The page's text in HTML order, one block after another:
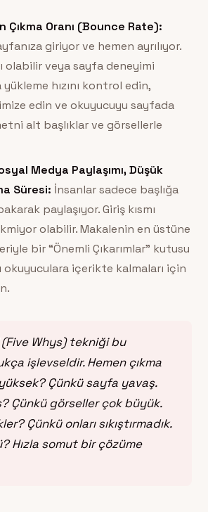
Çıkma Oranı (Bounce Rate):
giriyor ve hemen ayrılıyor.
olabilir veya sayfa deneyimi
yükleme hızını kontrol edin,
edin ve okuyucuyu sayfada
alt başlıklar ve görsellerle
Medya Paylaşımı, Düşük
Süresi: İnsanlar sadece başlığa
paylaşıyor. Giriş kısmı
olabilir. Makalenin en üstüne
bir “Önemli Çıkarımlar” kutusu
okuyuculara içerikte kalmaları için
(Five Whys) tekniği bu
işlevseldir. Hemen çıkma
Çünkü sayfa yavaş.
Çünkü görseller çok büyük.
Çünkü onları sıkıştırmadık.
Hızla somut bir çözüme